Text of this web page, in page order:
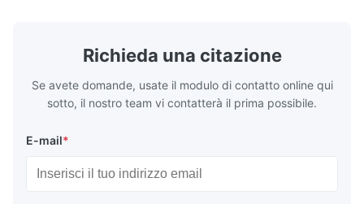
Richieda una citazione
Se avete domande, usate il modulo di contatto online qui
sotto, il nostro team vi contatterà il prima possibile.
E-mail*